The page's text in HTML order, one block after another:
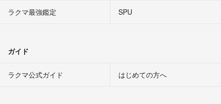
ラクマ最強鑑定
SPU
ガイド
ラクマ公式ガイド はじめての方へ